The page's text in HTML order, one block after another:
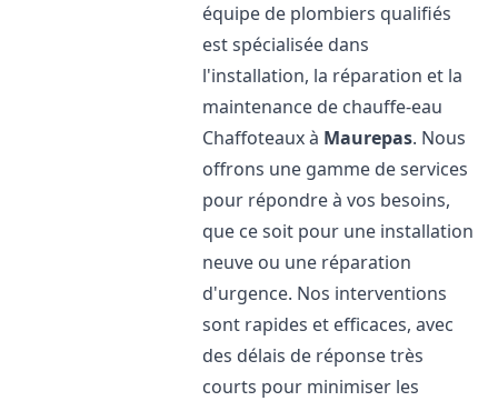
équipe de plombiers qualifiés
est spécialisée dans
l'installation, la réparation et la
maintenance de chauffe-eau
Chaffoteaux à Maurepas. Nous
offrons une gamme de services
pour répondre à vos besoins,
que ce soit pour une installation
neuve ou une réparation
d'urgence. Nos interventions
sont rapides et efficaces, avec
des délais de réponse très
courts pour minimiser les